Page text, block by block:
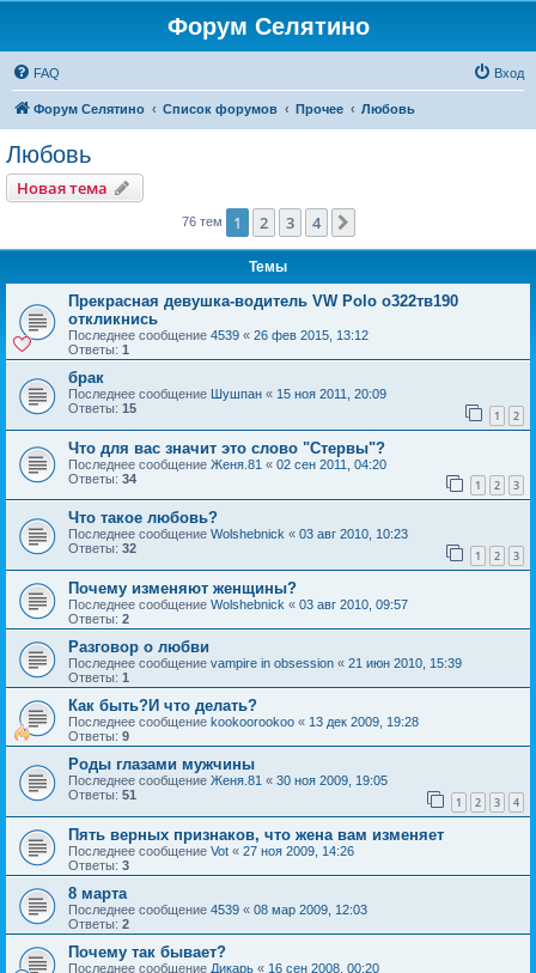
Форум Селятино
FAQ Вход
Форум Селятино Список форумов Прочее Любовь
Любовь
Новая тема
76 тем 1 2 3 4
Темы
Прекрасная девушка-водитель VW Polo о322тв190
откликнись
Последнее сообщение 4539 « 26 фев 2015, 13:12
Ответы: 1
брак
Последнее сообщение Шушпан « 15 ноя 2011, 20:09
Ответы: 15 1 2
Что для вас значит это слово "Стервы"?
Последнее сообщение Женя.81 « 02 сен 2011, 04:20
Ответы: 34 1 2 3
Что такое любовь?
Последнее сообщение Wolshebnick « 03 авг 2010, 10:23
Ответы: 32 1 2 3
Почему изменяют женщины?
Последнее сообщение Wolshebnick « 03 авг 2010, 09:57
Ответы: 2
Разговор о любви
Последнее сообщение vampire in obsession « 21 июн 2010, 15:39
Ответы: 1
Как быть?И что делать?
Последнее сообщение kookoorookoo « 13 дек 2009, 19:28
Ответы: 9
Роды глазами мужчины
Последнее сообщение Женя.81 « 30 ноя 2009, 19:05
Ответы: 51 1 2 3 4
Пять верных признаков, что жена вам изменяет
Последнее сообщение Vot « 27 ноя 2009, 14:26
Ответы: 3
8 марта
Последнее сообщение 4539 « 08 мар 2009, 12:03
Ответы: 2
Почему так бывает?
Последнее сообщение Дикарь « 16 сен 2008, 00:20